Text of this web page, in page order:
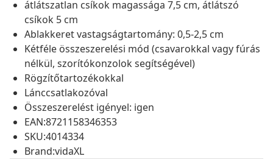
átlátszatlan csíkok magassága 7,5 cm, átlátszó
csíkok 5 cm
Ablakkeret vastagságtartomány: 0,5-2,5 cm
Kétféle összeszerelési mód (csavarokkal vagy fúrás
nélkül, szorítókonzolok segítségével)
Rögzítőtartozékokkal
Lánccsatlakozóval
Összeszerelést igényel: igen
EAN:8721158346353
SKU:4014334
Brand:vidaXL